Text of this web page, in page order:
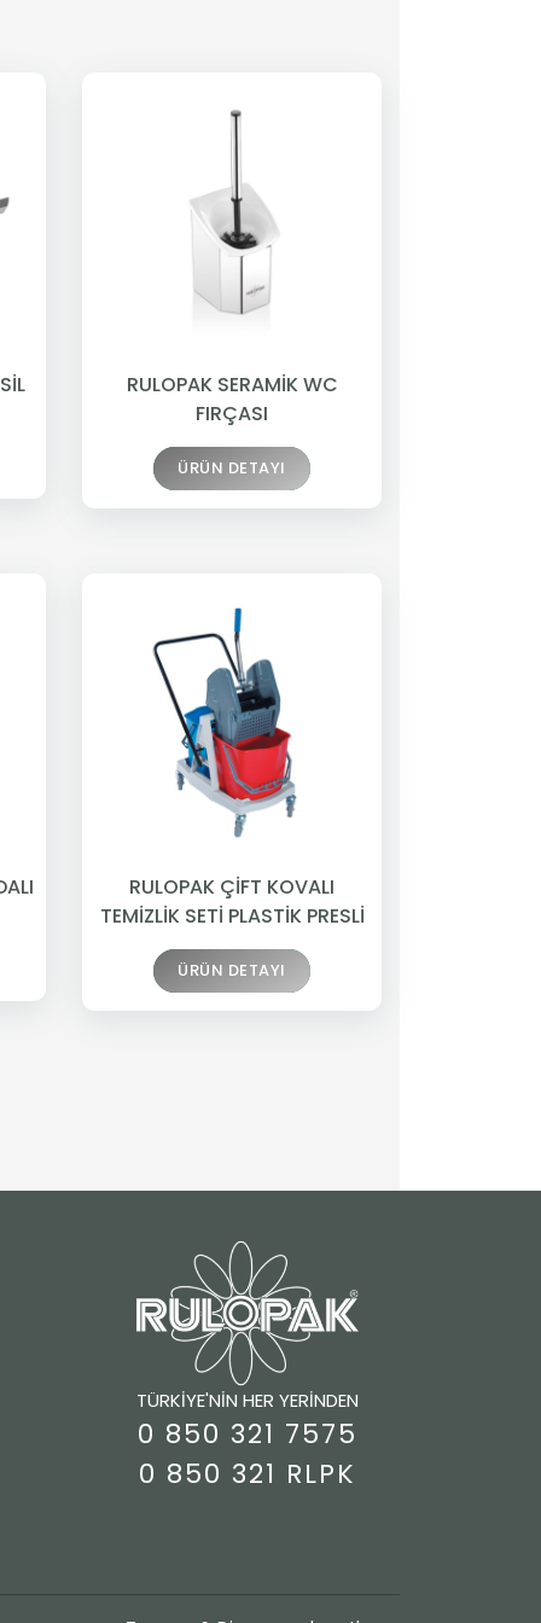
RULOPAK SERAMİK WC
FIRÇASI
ÜRÜN DETAYI
RULOPAK ÇİFT KOVALI
TEMİZLİK SETİ PLASTİK PRESLİ
ÜRÜN DETAYI
TÜRKİYE'NİN HER YERİNDEN
0 850 321 7575
0 850 321 RLPK